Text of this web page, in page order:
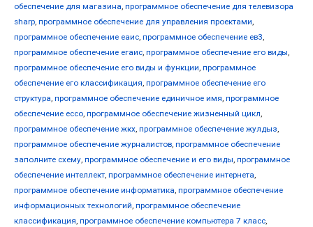
обеспечение для магазина, программное обеспечение для телевизора
sharp, программное обеспечение для управления проектами,
программное обеспечение еаис, программное обеспечение ев3,
программное обеспечение егаис, программное обеспечение его виды,
программное обеспечение его виды и функции, программное
обеспечение его классификация, программное обеспечение его
структура, программное обеспечение единичное имя, программное
обеспечение ессо, программное обеспечение жизненный цикл,
программное обеспечение жкх, программное обеспечение жулдыз,
программное обеспечение журналистов, программное обеспечение
заполните схему, программное обеспечение и его виды, программное
обеспечение интеллект, программное обеспечение интернета,
программное обеспечение информатика, программное обеспечение
информационных технологий, программное обеспечение
классификация, программное обеспечение компьютера 7 класс,